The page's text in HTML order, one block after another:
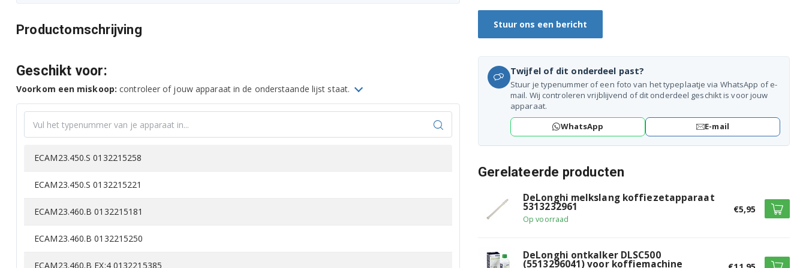
Productomschrijving
Geschikt voor:
Voorkom een miskoop: controleer of jouw apparaat in de onderstaande lijst staat.
ECAM23.450.S 0132215258
ECAM23.450.S 0132215221
ECAM23.460.B 0132215181
ECAM23.460.B 0132215250
ECAM23.460.B EX:4 0132215385
Stuur ons een bericht
Twijfel of dit onderdeel past?
Stuur je typenummer of een foto van het typeplaatje via WhatsApp of e-
mail. Wij controleren vrijblijvend of dit onderdeel geschikt is voor jouw
apparaat.
WhatsApp
E-mail
Gerelateerde producten
DeLonghi melkslang koffiezetapparaat
5313232961
Op voorraad
€5,95
DeLonghi ontkalker DLSC500
(5513296041) voor koffiemachine